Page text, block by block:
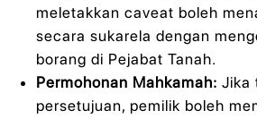
meletakkan caveat boleh
secara sukarela dengan
borang di Pejabat Tanah.
Permohonan Mahkamah: Jika
persetujuan, pemilik boleh